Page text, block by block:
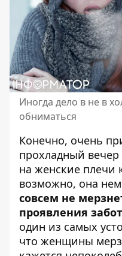
Иногда дело в не в
обниматься
Конечно, очень
прохладный
на женские плечи
возможно, она
совсем не
проявления
один из самых
что женщины